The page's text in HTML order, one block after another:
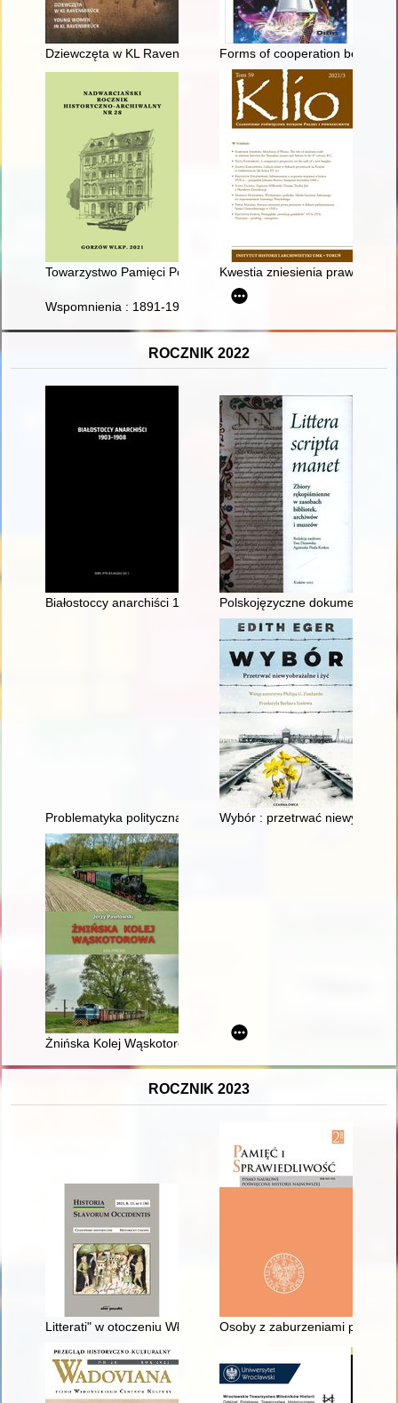
Dziewczęta w KL Ravensbrück = Young women in KL
Forms of cooperation
Towarzystwo Pamięci Powstania Wielkopolskiego 1918-1919
Kwestia zniesienia prawa
Wspomnienia : 1891-1978
ROCZNIK 2022
Białostoccy anarchiści 1903-1908Polskojęzyczne dokumenty
Problematyka polityczna w kazaniach duchownych
Wybór : przetrwać
Żnińska Kolej Wąskotorowa
ROCZNIK 2023
Litterati" w otoczeniu Władysława Łokietka około 1320 r
Osoby z zaburzeniami